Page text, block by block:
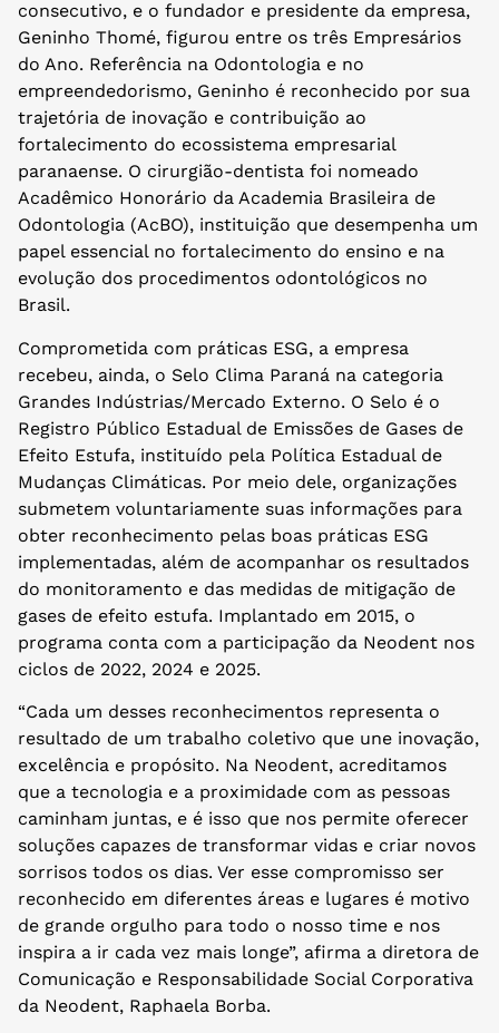
consecutivo, e o fundador e presidente da empresa,
Geninho Thomé, figurou entre os três Empresários
do Ano. Referência na Odontologia e no
empreendedorismo, Geninho é reconhecido por sua
trajetória de inovação e contribuição ao
fortalecimento do ecossistema empresarial
paranaense. O cirurgião-dentista foi nomeado
Acadêmico Honorário da Academia Brasileira de
Odontologia (AcBO), instituição que desempenha um
papel essencial no fortalecimento do ensino e na
evolução dos procedimentos odontológicos no
Brasil.
Comprometida com práticas ESG, a empresa
recebeu, ainda, o Selo Clima Paraná na categoria
Grandes Indústrias/Mercado Externo. O Selo é o
Registro Público Estadual de Emissões de Gases de
Efeito Estufa, instituído pela Política Estadual de
Mudanças Climáticas. Por meio dele, organizações
submetem voluntariamente suas informações para
obter reconhecimento pelas boas práticas ESG
implementadas, além de acompanhar os resultados
do monitoramento e das medidas de mitigação de
gases de efeito estufa. Implantado em 2015, o
programa conta com a participação da Neodent nos
ciclos de 2022, 2024 e 2025.
“Cada um desses reconhecimentos representa o
resultado de um trabalho coletivo que une inovação,
excelência e propósito. Na Neodent, acreditamos
que a tecnologia e a proximidade com as pessoas
caminham juntas, e é isso que nos permite oferecer
soluções capazes de transformar vidas e criar novos
sorrisos todos os dias. Ver esse compromisso ser
reconhecido em diferentes áreas e lugares é motivo
de grande orgulho para todo o nosso time e nos
inspira a ir cada vez mais longe”, afirma a diretora de
Comunicação e Responsabilidade Social Corporativa
da Neodent, Raphaela Borba.